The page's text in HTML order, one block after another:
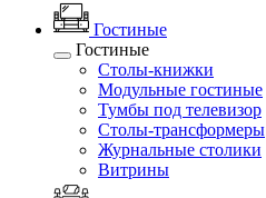
Гостиные
Гостиные
Столы-книжки
Модульные гостиные
Тумбы под телевизор
Столы-трансформеры
Журнальные столики
Витрины